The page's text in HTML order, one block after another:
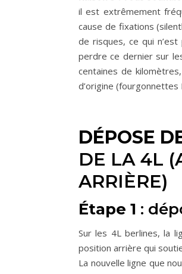
il est extrêmement
cause de fixations
de risques, ce qui
perdre ce dernier sur
centaines de
d’origine
DÉPOSE
DE LA 4L
ARRIÈRE)
Étape 1 :
Sur les 4L berlines, la
position arrière qui
La nouvelle ligne que